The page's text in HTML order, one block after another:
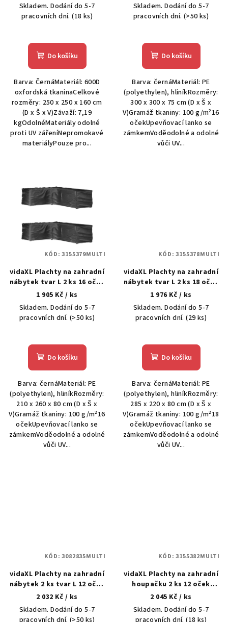
Skladem. Dodání do 5-7
pracovních dní.(18 ks)
Do košíku
Barva: ČernáMateriál: 600D
oxfordská tkaninaCelkové
rozměry: 250 x 250 x 160 cm
(D x Š x V)Závaží: 7,19
kgOdolnéMateriály odolné
proti UV zářeníNepromokavé
materiályPouze pro...
Skladem. Dodání do 5-7
pracovních dní.(>50 ks)
Do košíku
Barva: černáMateriál: PE
(polyethylen), hliníkRozměry:
300 x 300 x 75 cm (D x Š x
V)Gramáž tkaniny: 100 g/m²16
očekUpevňovací lanko se
zámkemVoděodolné a odolné
vůči UV...
vidaXL Plachty na zahradní
nábytek tvar L 2 ks 16 oček
210x260x80 cm
1 905 Kč / ks
Skladem. Dodání do 5-7
pracovních dní.(>50 ks)
Do košíku
Barva: černáMateriál: PE
(polyethylen), hliníkRozměry:
210 x 260 x 80 cm (D x Š x
V)Gramáž tkaniny: 100 g/m²16
očekUpevňovací lanko se
zámkemVoděodolné a odolné
vůči UV...
KÓD:3155379MULTI
vidaXL Plachty na zahradní
nábytek tvar L 2 ks 18 oček
285x220x80 cm
1 976 Kč / ks
Skladem. Dodání do 5-7
pracovních dní.(29 ks)
Do košíku
Barva: černáMateriál: PE
(polyethylen), hliníkRozměry:
285 x 220 x 80 cm (D x Š x
V)Gramáž tkaniny: 100 g/m²18
očekUpevňovací lanko se
zámkemVoděodolné a odolné
vůči UV...
KÓD:3155378MULTI
vidaXL Plachty na zahradní
nábytek 2 ks tvar L 12 oček
250x250x90 cm
2 032 Kč / ks
Skladem. Dodání do 5-7
pracovních dní.(>50 ks)
KÓD:3082835MULTI
vidaXL Plachty na zahradní
houpačku 2 ks 12 oček
215x150x130/150 cm PE
2 045 Kč / ks
Skladem. Dodání do 5-7
pracovních dní.(18 ks)
KÓD:3155382MULTI